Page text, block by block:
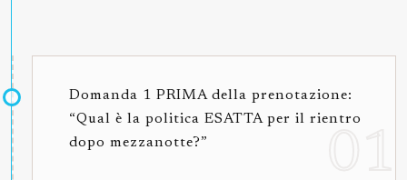
Domanda 1 PRIMA della prenotazione:
“Qual è la politica ESATTA per il rientro
dopo mezzanotte?”